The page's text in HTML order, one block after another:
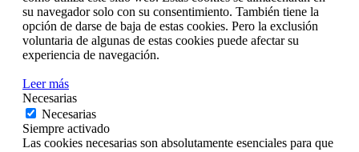
su navegador solo con su consentimiento. También tiene la
opción de darse de baja de estas cookies. Pero la exclusión
voluntaria de algunas de estas cookies puede afectar su
experiencia de navegación.
Leer más
Necesarias
Necesarias
Siempre activado
Las cookies necesarias son absolutamente esenciales para que